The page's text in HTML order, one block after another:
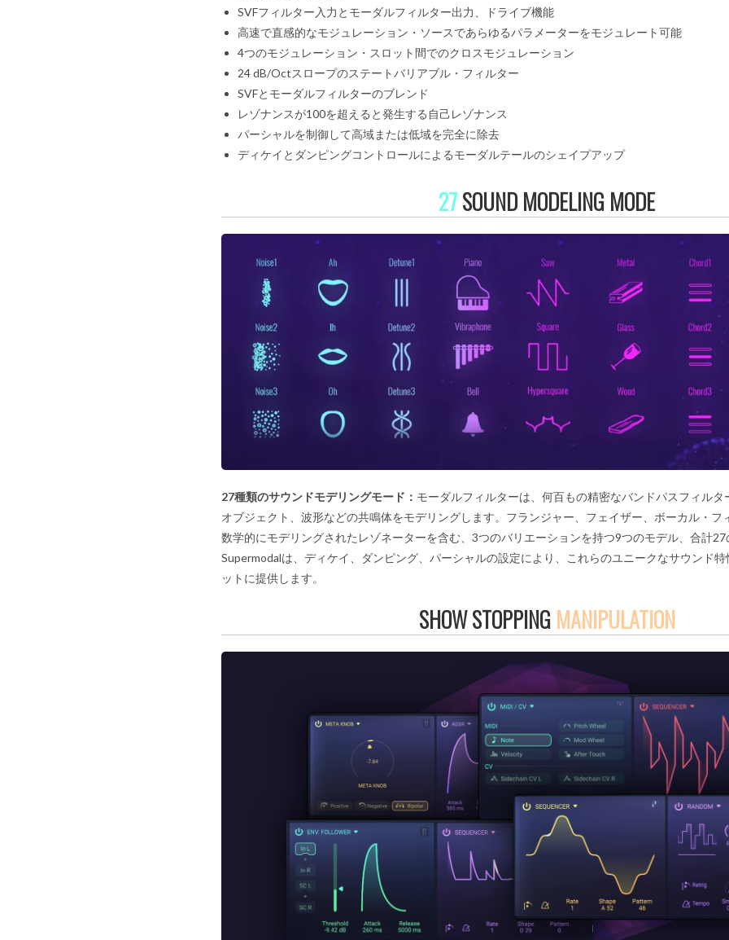
SVFフィルター入力とモーダルフィルター出力、ドライブ機能
高速で直感的なモジュレーション・ソースであらゆるパラメーターをモジュレート可能
4つのモジュレーション・スロット間でのクロスモジュレーション
24 dB/Octスロープのステートバリアブル・フィルター
SVFとモーダルフィルターのブレンド
レゾナンスが100を超えると発生する自己レゾナンス
パーシャルを制御して高域または低域を完全に除去
ディケイとダンピングコントロールによるモーダルテールのシェイプアップ
27SOUND MODELING MODE
27種類のサウンドモデリングモード： モーダルフィルターは、何百もの精密なバンドパスフィル
オブジェクト、波形などの共鳴体をモデリングします。フランジャー、フェイザー、ボーカル・フ
数学的にモデリングされたレゾネーターを含む、3つのバリエーションを持つ9つのモデル、合計
Supermodalは、ディケイ、ダンピング、パーシャルの設定により、これらのユニークなサウンド
ットに提供します。
SHOW STOPPING MANIPULATION